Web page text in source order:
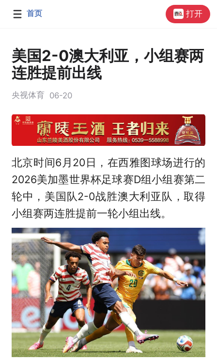
首页 打开
美国2-0澳大利亚，小组赛两
连胜提前出线
央视体育 06-20
北京时间6月20日，在西雅图球场进行的
2026美加墨世界杯足球赛D组小组赛第二
轮中，美国队2-0战胜澳大利亚队，取得
小组赛两连胜提前一轮小组出线。